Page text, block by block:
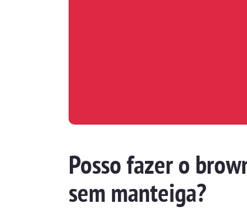
Posso fazer o
sem manteiga?